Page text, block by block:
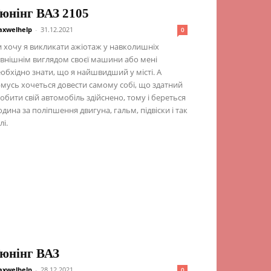
ВАЗ 2105
- 31.12.2021 0
хочу я викликати ажіотаж у навколишніх
виглядом своєї машини або мені
знати, що я найшвидший у місті. А
хочеться довести самому собі, що здатний
свій автомобіль здійснено, тому і береться
за поліпшення двигуна, гальм, підвіски і так
ВАЗ